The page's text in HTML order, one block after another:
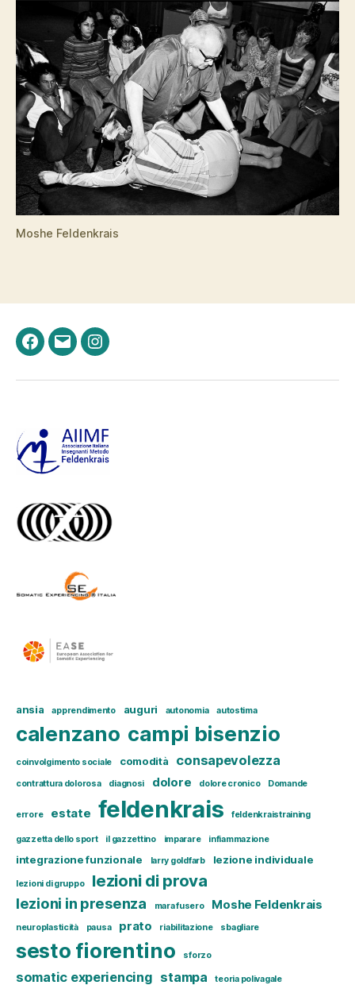
Moshe Feldenkrais
Facebook
EmailInstagram
ansia apprendimento auguri autonomia autostima
calenzano campi bisenzio
coinvolgimento sociale comodità consapevolezza
contrattura dolorosa diagnosi dolore dolore cronico Domande
errore estate feldenkrais feldenkraistraining
gazzetta dello sport il gazzettino imparare infiammazione
integrazione funzionale larry goldfarb lezione individuale
lezioni di gruppo lezioni di prova
lezioni in presenza mara fusero Moshe Feldenkrais
neuroplasticità pausa prato riabilitazione sbagliare
sesto fiorentino sforzo
somatic experiencing stampa teoria polivagale